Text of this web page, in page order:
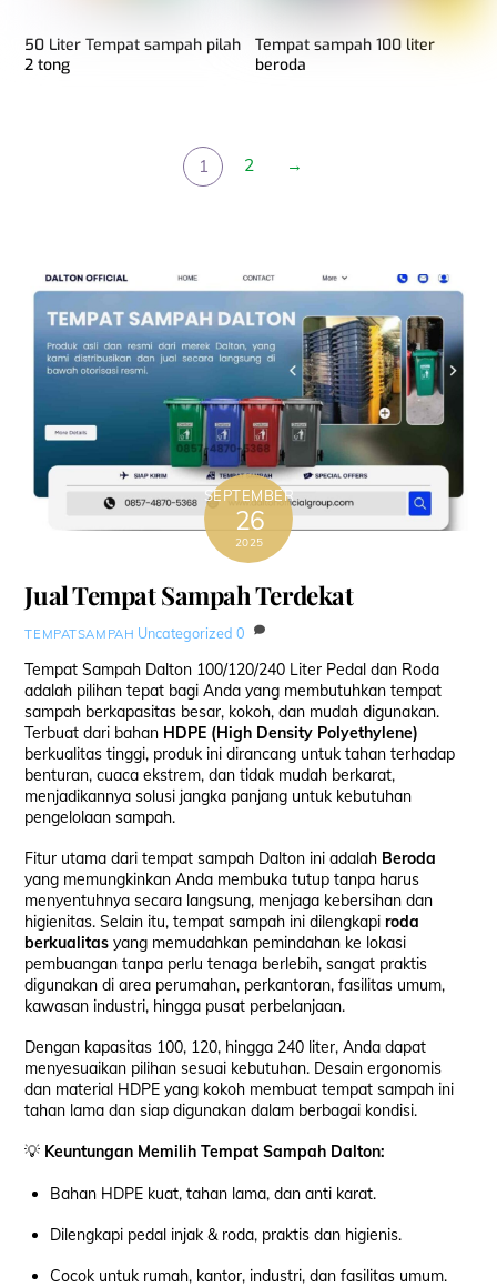
50 Liter Tempat sampah pilah
2 tong
Tempat sampah 100 liter
beroda
1 2 →
SEPTEMBER
26
2025
Jual Tempat Sampah Terdekat
TEMPATSAMPAH Uncategorized 0
Tempat Sampah Dalton 100/120/240 Liter Pedal dan Roda
adalah pilihan tepat bagi Anda yang membutuhkan tempat
sampah berkapasitas besar, kokoh, dan mudah digunakan.
Terbuat dari bahan HDPE (High Density Polyethylene)
berkualitas tinggi, produk ini dirancang untuk tahan terhadap
benturan, cuaca ekstrem, dan tidak mudah berkarat,
menjadikannya solusi jangka panjang untuk kebutuhan
pengelolaan sampah.
Fitur utama dari tempat sampah Dalton ini adalah Beroda
yang memungkinkan Anda membuka tutup tanpa harus
menyentuhnya secara langsung, menjaga kebersihan dan
higienitas. Selain itu, tempat sampah ini dilengkapiroda
berkualitas yang memudahkan pemindahan ke lokasi
pembuangan tanpa perlu tenaga berlebih, sangat praktis
digunakan di area perumahan, perkantoran, fasilitas umum,
kawasan industri, hingga pusat perbelanjaan.
Dengan kapasitas 100, 120, hingga 240 liter, Anda dapat
menyesuaikan pilihan sesuai kebutuhan. Desain ergonomis
dan material HDPE yang kokoh membuat tempat sampah ini
tahan lama dan siap digunakan dalam berbagai kondisi.
💡 Keuntungan Memilih Tempat Sampah Dalton:
Bahan HDPE kuat, tahan lama, dan anti karat.
Dilengkapi pedal injak & roda, praktis dan higienis.
Cocok untuk rumah, kantor, industri, dan fasilitas umum.